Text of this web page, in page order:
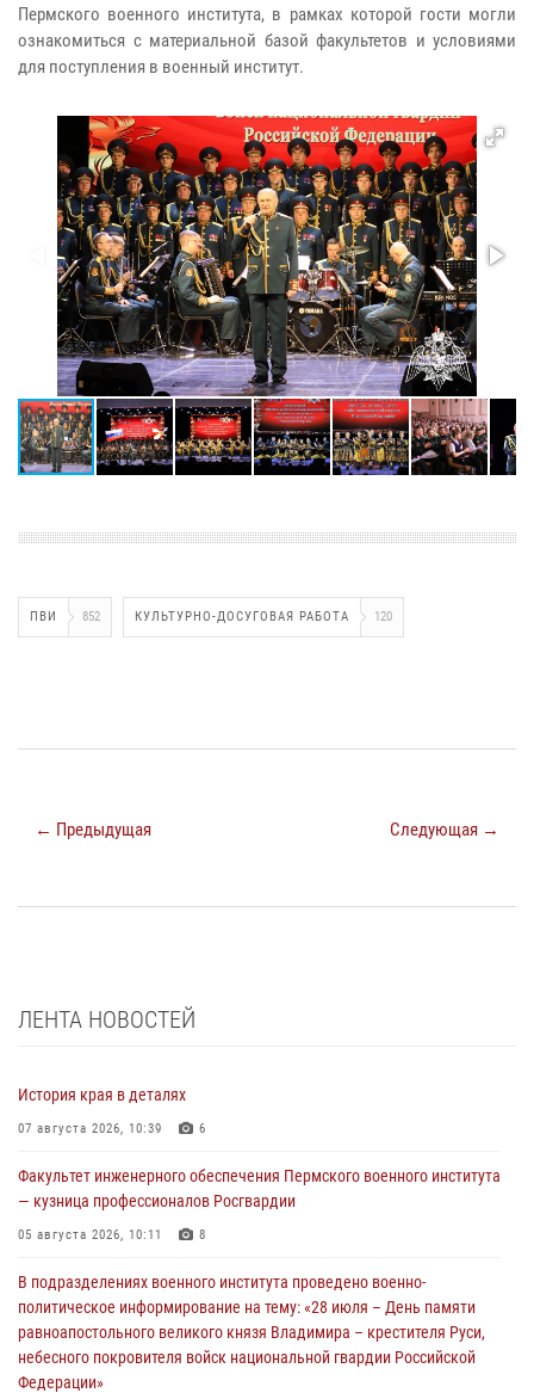
Пермского военного института, в рамках которой гости могли
ознакомиться с материальной базой факультетов и условиями
для поступления в военный институт.
ПВИ 852 КУЛЬТУРНО-ДОСУГОВАЯ РАБОТА 120
← Предыдущая Следующая →
ЛЕНТА НОВОСТЕЙ
История края в деталях
07 августа 2026, 10:39 6
Факультет инженерного обеспечения Пермского военного института
— кузница профессионалов Росгвардии
05 августа 2026, 10:11 8
В подразделениях военного института проведено военно-
политическое информирование на тему: «28 июля – День памяти
равноапостольного великого князя Владимира – крестителя Руси,
небесного покровителя войск национальной гвардии Российской
Федерации»